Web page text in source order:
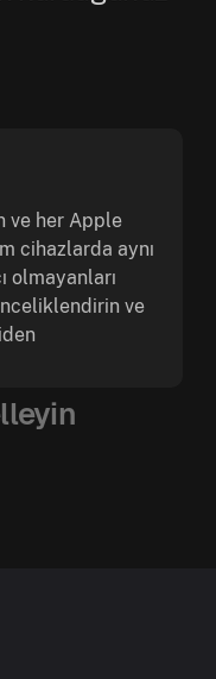
ve her Apple
cihazlarda aynı
olmayanları
ve